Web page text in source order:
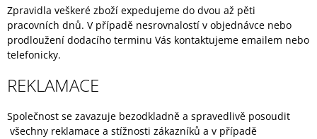
Zpravidla veškeré zboží expedujeme do dvou až pěti
pracovních dnů. V případě nesrovnalostí v objednávce nebo
prodloužení dodacího terminu Vás kontaktujeme emailem nebo
telefonicky.
REKLAMACE
Společnost se zavazuje bezodkladně a spravedlivě posoudit
všechny reklamace a stížnosti zákazníků a v případě
M
E
PLEURASARE
299
Kč